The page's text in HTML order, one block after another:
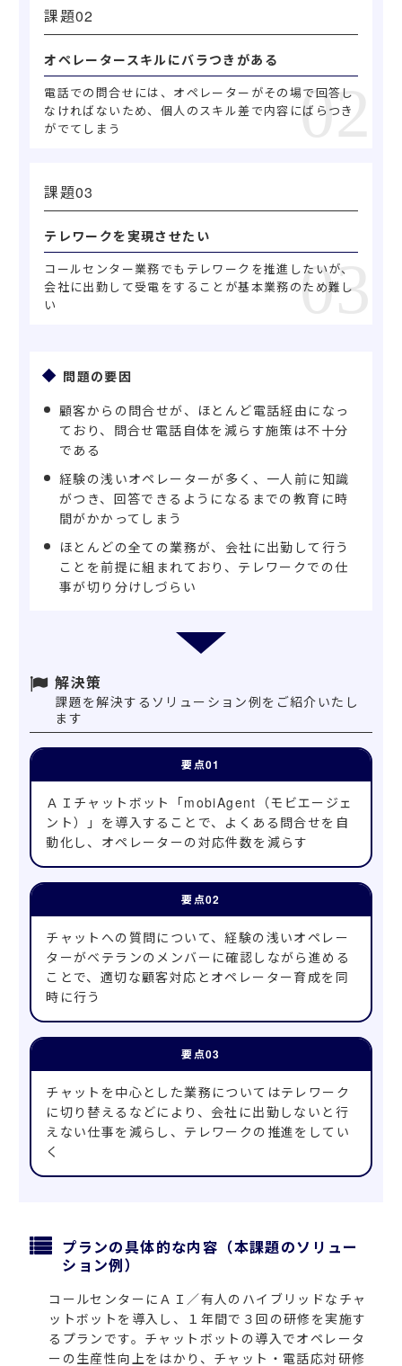
課題
オペレータースキルにバラつきがある
電話での問合せには、オペレーターがその場で回答し
なければないため、個人のスキル差で内容にばらつき
がでてしまう
課題
テレワークを実現させたい
コールセンター業務でもテレワークを推進したいが、
会社に出勤して受電をすることが基本業務のため難し
い
問題の要因
顧客からの問合せが、ほとんど電話経由になっ
ており、問合せ電話自体を減らす施策は不十分
である
経験の浅いオペレーターが多く、一人前に知識
がつき、回答できるようになるまでの教育に時
間がかかってしまう
ほとんどの全ての業務が、会社に出勤して行う
ことを前提に組まれており、テレワークでの仕
事が切り分けしづらい
解決策
課題を解決するソリューション例をご紹介いたし
ます
ＡＩチャットボット「mobiAgent（モビエージェ
ント）」を導入することで、よくある問合せを自
動化し、オペレーターの対応件数を減らす
チャットへの質問について、経験の浅いオペレー
ターがベテランのメンバーに確認しながら進める
ことで、適切な顧客対応とオペレーター育成を同
時に行う
チャットを中心とした業務についてはテレワーク
に切り替えるなどにより、会社に出勤しないと行
えない仕事を減らし、テレワークの推進をしてい
く
プランの具体的な内容（本課題のソリュー
ション例）
コールセンターにＡＩ／有人のハイブリッドなチャ
ットボットを導入し、１年間で３回の研修を実施す
るプランです。チャットボットの導入でオペレータ
ーの生産性向上をはかり、チャット・電話応対研修